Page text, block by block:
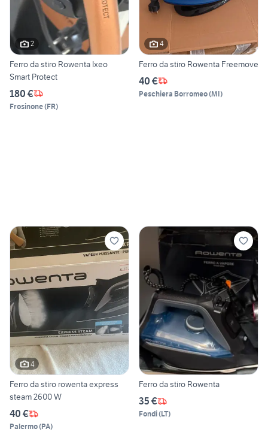
2
Ferro da stiro Rowenta Ixeo
Smart Protect
180 €
Frosinone(FR)
4
Ferro da stiro Rowenta Freemove
40 €
Peschiera Borromeo(MI)
4
Ferro da stiro rowenta express
steam 2600 W
40 €
Palermo(PA)
Ferro da stiro Rowenta
35 €
Fondi(LT)